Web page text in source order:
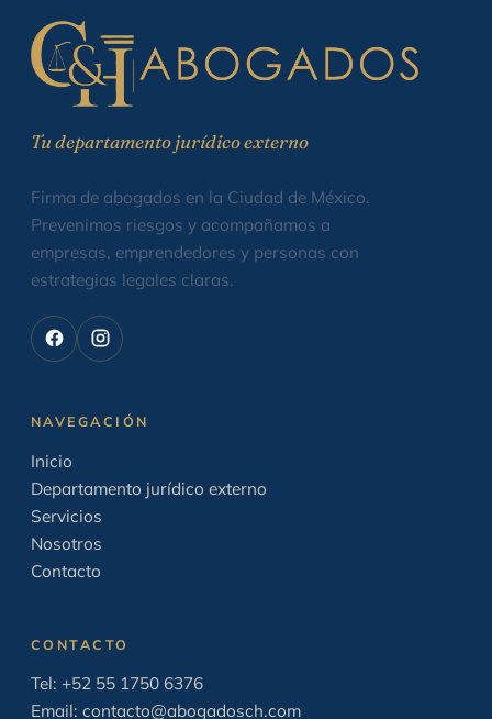
Tu departamento jurídico externo
Firma de abogados en la Ciudad de México.
Prevenimos riesgos y acompañamos a
empresas, emprendedores y personas con
estrategias legales claras.
NAVEGACIÓN
Inicio
Departamento jurídico externo
Servicios
Nosotros
Contacto
CONTACTO
Tel: +52 55 1750 6376
Email: contacto@abogadosch.com